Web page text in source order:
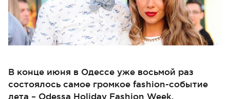
В конце июня в Одессе уже восьмой раз
состоялось самое громкое fashion-событие
лета – Odessa Holiday Fashion Week.